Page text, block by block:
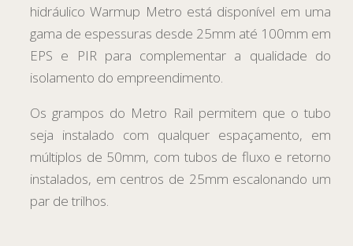
hidráulico Warmup Metro está disponível em uma
gama de espessuras desde 25mm até 100mm em
EPS e PIR para complementar a qualidade do
isolamento do empreendimento.
Os grampos do Metro Rail permitem que o tubo
seja instalado com qualquer espaçamento, em
múltiplos de 50mm, com tubos de fluxo e retorno
instalados, em centros de 25mm escalonando um
par de trilhos.